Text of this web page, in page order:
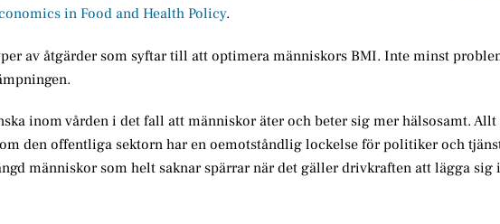
in Food and Health Policy.
av åtgärder som syftar till att optimera människors BMI. Inte minst
inom vården i det fall att människor äter och beter sig mer hälsosamt. Allt
den offentliga sektorn har en oemotståndlig lockelse för politiker och
människor som helt saknar spärrar när det gäller drivkraften att lägga sig